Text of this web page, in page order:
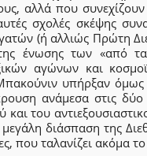
αλλά που
σχολές σκέψης
(ή αλλιώς Πρώτη
ένωσης των «από
αγώνων και
υπήρξαν
ανάμεσα στις δύο
και του
μεγάλη διάσπαση της
που ταλανίζει ακόμα